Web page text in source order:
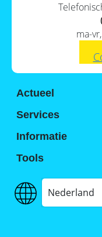
ma-
Actueel
Academy
Support
FAQ
Services
Distributie
Informatie
Over ons
Werken bij Memodo
Algemene
Tools
Vergelijkings- en
Batterijopslag
Nederland